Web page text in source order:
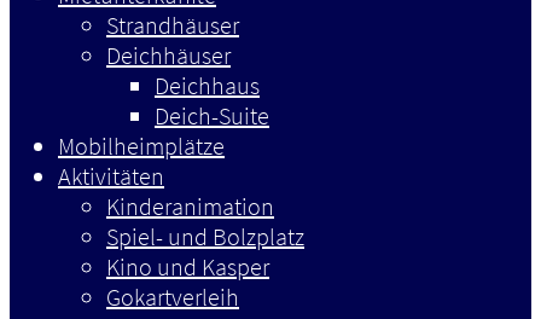
Strandhäuser
Deichhäuser
Deichhaus
Deich-Suite
Mobilheimplätze
Aktivitäten
Kinderanimation
Spiel- und Bolzplatz
Kino und Kasper
Gokartverleih